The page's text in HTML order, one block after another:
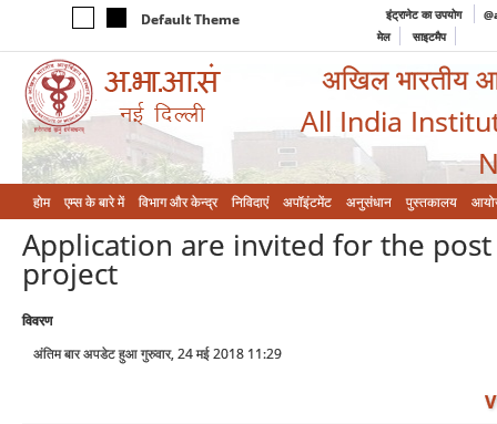
Default Theme इंट्रानेट का उपयोग
मेल
साइटमैप
अखिल भारतीय
All India
होम एम्‍स के बारे में विभाग और केन्‍द्र निविदाएं अपॉइंटमेंट अनुसंधान पुस्तकालय
Application are invited for the
project
विवरण
अंतिम बार अपडेट हुआ गुरुवार, 24 मई 2018 11:29